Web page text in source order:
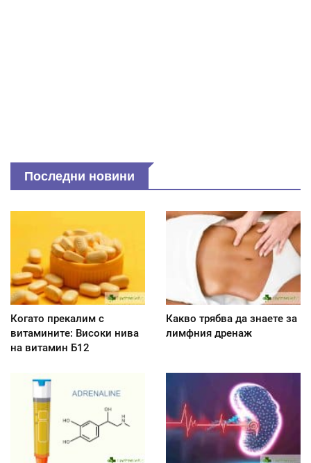
Последни новини
Когато прекалим с
витамините: Високи нива
на витамин Б12
Какво трябва да знаете за
лимфния дренаж